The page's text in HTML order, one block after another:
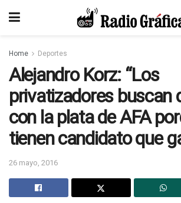
Home Deportes
Alejandro Korz: “Los
privatizadores buscan
con la plata de AFA
tienen candidato que
26 mayo, 2016